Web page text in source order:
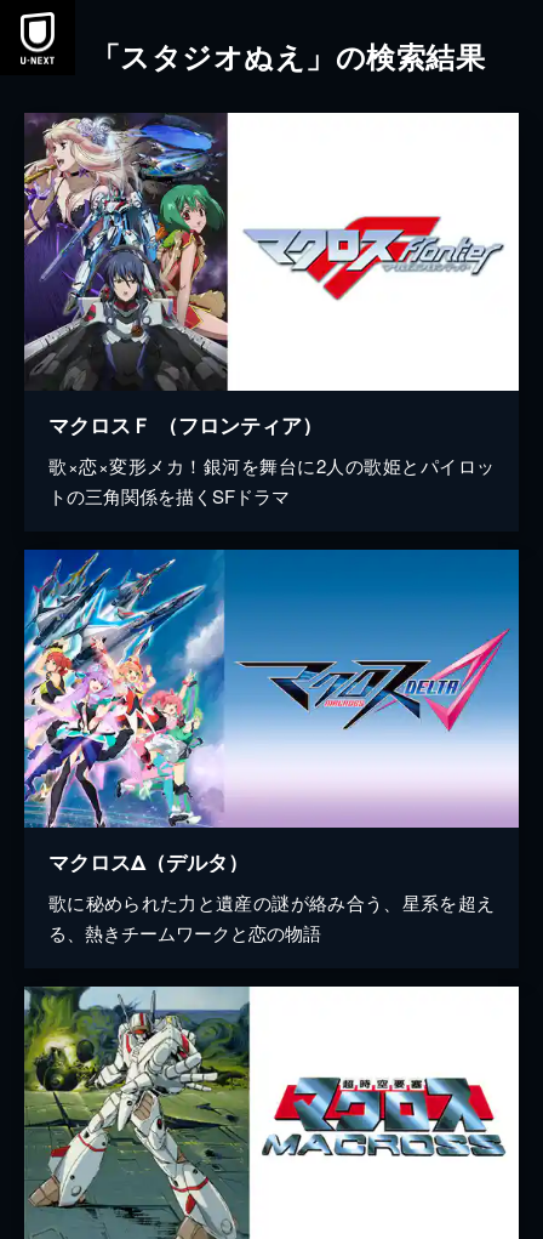
本文へスキップ
「スタジオぬえ」の検索結果
マクロスＦ （フロンティア）
歌×恋×変形メカ！銀河を舞台に2人の歌姫とパイロッ
トの三角関係を描くSFドラマ
マクロスΔ（デルタ）
歌に秘められた力と遺産の謎が絡み合う、星系を超え
る、熱きチームワークと恋の物語